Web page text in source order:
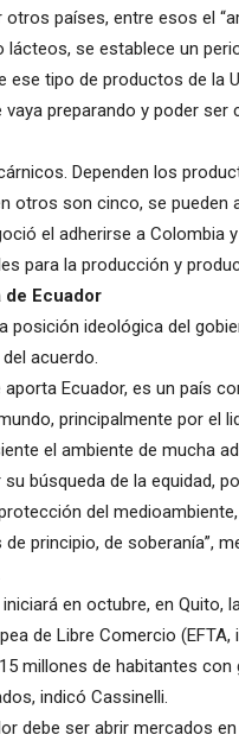
países, entre esos el
lácteos, se establece un
ese tipo de productos de la
preparando y poder
Dependen los
otros son cinco, se pueden
el adherirse a Colombia
para la producción y
de Ecuador
posición ideológica del
acuerdo.
aporta Ecuador, es un país
principalmente por el
el ambiente de mucha
búsqueda de la equidad,
del
principio, de soberanía”,
en octubre, en
de Libre Comercio
millones de habitantes
indicó Cassinelli.
debe ser abrir mercados